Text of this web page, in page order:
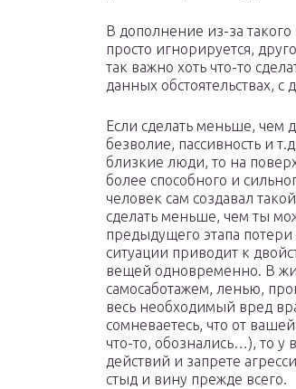
В дополнение из-за
просто игнорируется,
так важно хоть что-то
данных обстоятельствах,
Если сделать меньше, чем
безволие, пассивность и
близкие люди, то на
более способного и
человек сам создавал
сделать меньше, чем ты
предыдущего этапа
ситуации приводит к
вещей одновременно. В
самосаботажем, ленью,
весь необходимый вред
сомневаетесь, что от
что-то, обознались…), то у
действий и запрете
стыд и вину прежде всего.